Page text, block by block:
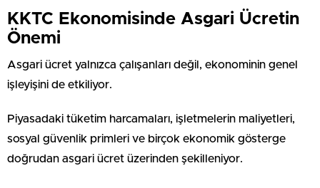
KKTC Ekonomisinde Asgari Ücretin
Önemi
Asgari ücret yalnızca çalışanları değil, ekonominin genel
işleyişini de etkiliyor.
Piyasadaki tüketim harcamaları, işletmelerin maliyetleri,
sosyal güvenlik primleri ve birçok ekonomik gösterge
doğrudan asgari ücret üzerinden şekilleniyor.